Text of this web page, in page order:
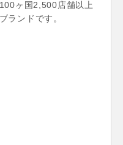
ヶ国2,500店舗以上
ランドです。